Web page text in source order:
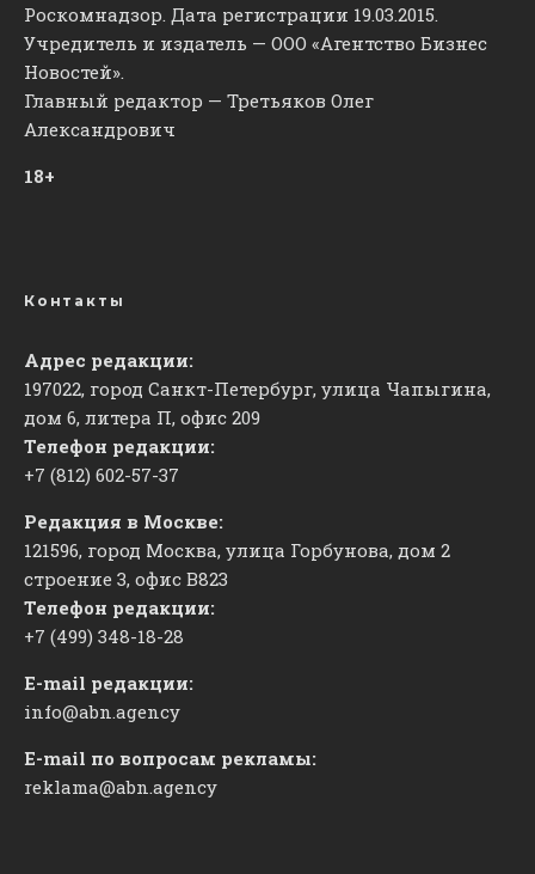
Роскомнадзор. Дата регистрации 19.03.2015.
Учредитель и издатель — ООО «Агентство Бизнес
Новостей».
Главный редактор — Третьяков Олег
Александрович
18+
Контакты
Адрес редакции:
197022, город Санкт-Петербург, улица Чапыгина,
дом 6, литера П, офис 209
Телефон редакции:
+7 (812) 602-57-37
Редакция в Москве:
121596, город Москва, улица Горбунова, дом 2
строение 3, офис ​В823
Телефон редакции:
+7 (499) 348-18-28
E-mail редакции:
info@abn.agency
E-mail по вопросам рекламы:
reklama@abn.agency